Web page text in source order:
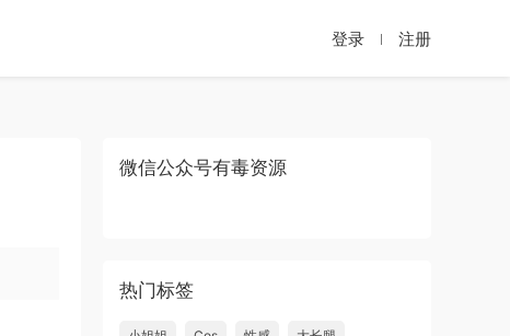
登录 注册
微信公众号有毒资源
热门标签